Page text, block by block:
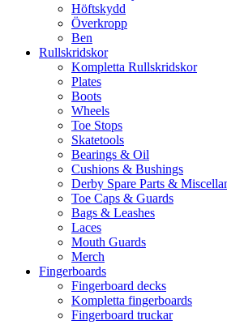
Höftskydd
Överkropp
Ben
Rullskridskor
Kompletta Rullskridskor
Plates
Boots
Wheels
Toe Stops
Skatetools
Bearings & Oil
Cushions & Bushings
Derby Spare Parts &
Toe Caps & Guards
Bags & Leashes
Laces
Mouth Guards
Merch
Fingerboards
Fingerboard decks
Kompletta fingerboards
Fingerboard truckar